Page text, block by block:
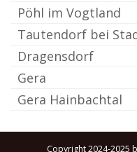
Pöhl im Vogtland
Tautendorf bei
Dragensdorf
Gera
Gera Hainbachtal
Copyright 2024-2025